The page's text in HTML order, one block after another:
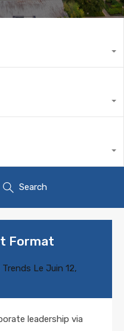
Search
Format
Trends Le Juin 12,
leadership via